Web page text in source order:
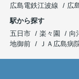
広島電鉄江波線
広
駅から探す
五日市
楽々園 向
地御前
ＪＡ広島病